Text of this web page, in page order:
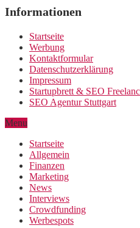
Informationen
Startseite
Werbung
Kontaktformular
Datenschutzerklärung
Impressum
Startupbrett & SEO
SEO Agentur Stuttgart
Menu
Startseite
Allgemein
Finanzen
Marketing
News
Interviews
Crowdfunding
Werbespots